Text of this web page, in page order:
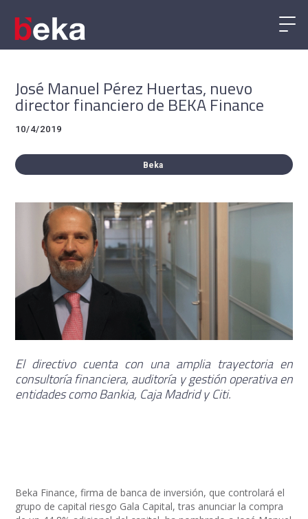
José Manuel Pérez Huertas, nuevo
director financiero de BEKA Finance
10/4/2019
Beka
El directivo cuenta con una amplia trayectoria en
consultoría financiera, auditoría y gestión operativa en
entidades como Bankia, Caja Madrid y Citi.
Beka Finance, firma de banca de inversión, que controlará el
grupo de capital riesgo Gala Capital, tras anunciar la compra